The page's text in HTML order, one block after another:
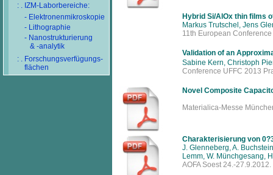
: . IZM-Laborbereiche:
- Elektronenmikroskopie
- Lithographie
- Nanostrukturierung
& -analytik
: . Forschungsverfügungs-
flächen
Hybrid Si/AlOx thin films
Markus Trutschel, Jens
11th European
Validation of an
Sabine Kern, Christoph
Conference UFFC 2013
Novel Composite
Materialica-Messe
Charakterisierung von
J. Glenneberg, A.
Lemm, W. Münchgesang,
AOFA Soest 24.-27.9.2012.